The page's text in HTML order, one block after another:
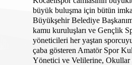
büyük buluşma için bütün
Büyükşehir Belediye
kamu kuruluşları ve Gençlik
yöneticileri her yaştan
çaba gösteren Amatör Spor
Yönetici ve Velilerine,